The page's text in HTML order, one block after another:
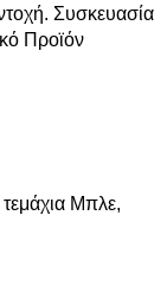
Συσκευασία
Προϊόν
Μπλε,